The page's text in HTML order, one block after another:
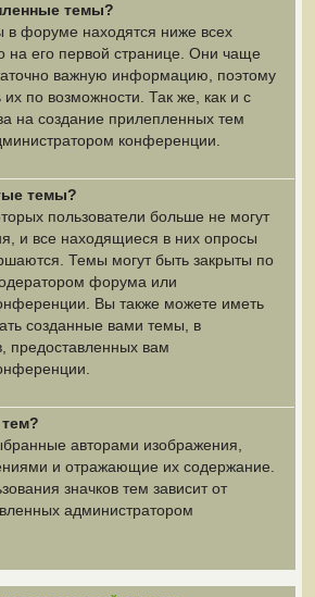
темы?
форуме находятся ниже всех
на его первой странице. Они чаще
важную информацию, поэтому
по возможности. Так же, как и с
на создание прилепленных тем
конференции.
темы?
пользователи больше не могут
и все находящиеся в них опросы
Темы могут быть закрыты по
форума или
Вы также можете иметь
созданные вами темы, в
предоставленных вам
авторами изображения,
и отражающие их содержание.
значков тем зависит от
администратором